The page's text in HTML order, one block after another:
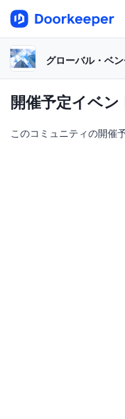
グローバル・ベ
開催予定イベン
このコミュニティの開催